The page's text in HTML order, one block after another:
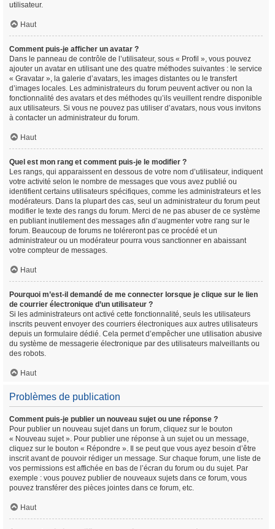
utilisateur.
Haut
Comment puis-je afficher un avatar ?
Dans le panneau de contrôle de l’utilisateur, sous « Profil », vous pouvez
ajouter un avatar en utilisant une des quatre méthodes suivantes : le service
« Gravatar », la galerie d’avatars, les images distantes ou le transfert
d’images locales. Les administrateurs du forum peuvent activer ou non la
fonctionnalité des avatars et des méthodes qu’ils veuillent rendre disponible
aux utilisateurs. Si vous ne pouvez pas utiliser d’avatars, nous vous invitons
à contacter un administrateur du forum.
Haut
Quel est mon rang et comment puis-je le modifier ?
Les rangs, qui apparaissent en dessous de votre nom d’utilisateur, indiquent
votre activité selon le nombre de messages que vous avez publié ou
identifient certains utilisateurs spécifiques, comme les administrateurs et les
modérateurs. Dans la plupart des cas, seul un administrateur du forum peut
modifier le texte des rangs du forum. Merci de ne pas abuser de ce système
en publiant inutilement des messages afin d’augmenter votre rang sur le
forum. Beaucoup de forums ne toléreront pas ce procédé et un
administrateur ou un modérateur pourra vous sanctionner en abaissant
votre compteur de messages.
Haut
Pourquoi m’est-il demandé de me connecter lorsque je clique sur le lien
de courrier électronique d’un utilisateur ?
Si les administrateurs ont activé cette fonctionnalité, seuls les utilisateurs
inscrits peuvent envoyer des courriers électroniques aux autres utilisateurs
depuis un formulaire dédié. Cela permet d’empêcher une utilisation abusive
du système de messagerie électronique par des utilisateurs malveillants ou
des robots.
Haut
Problèmes de publication
Comment puis-je publier un nouveau sujet ou une réponse ?
Pour publier un nouveau sujet dans un forum, cliquez sur le bouton
« Nouveau sujet ». Pour publier une réponse à un sujet ou un message,
cliquez sur le bouton « Répondre ». Il se peut que vous ayez besoin d’être
inscrit avant de pouvoir rédiger un message. Sur chaque forum, une liste de
vos permissions est affichée en bas de l’écran du forum ou du sujet. Par
exemple : vous pouvez publier de nouveaux sujets dans ce forum, vous
pouvez transférer des pièces jointes dans ce forum, etc.
Haut